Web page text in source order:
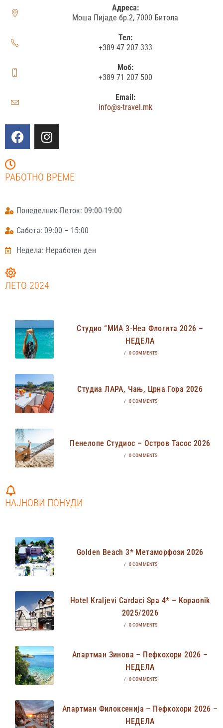
Адреса:
Моша Пијаде бр.2, 7000 Битола
Тел:
+389 47 207 333
Моб:
+389 71 207 500
Email:
info@s-travel.mk
РАБОТНО ВРЕМЕ
Понеделник-Петок: 09:00-19:00
Сабота: 09:00 – 15:00
Недела: Неработен ден
ЛЕТО 2024
Студио “МИА 3-Неа Флогита 2026 –
НЕДЕЛА
/ 0 COMMENTS
Студиа ЛАРА, Чањ, Црна Гора 2026
/ 0 COMMENTS
Пенелопе Студиос – Остров Тасос 2026
/ 0 COMMENTS
НАЈНОВИ ПОНУДИ
Golden Beach 3* Метаморфози 2026
/ 0 COMMENTS
Hotel Kraljevi Cardaci Spa 4* – Kopaonik
2025/2026
/ 0 COMMENTS
Апартман Зинова – Пефкохори 2026 –
НЕДЕЛА
/ 0 COMMENTS
Апартман Филоксенија – Пефкохори 2026 –
НЕДЕЛА